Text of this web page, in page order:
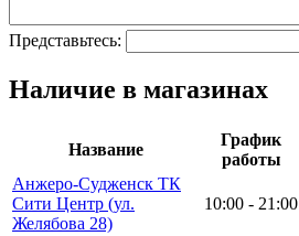
Представьтесь:
Наличие в магазинах
Название
График
работы
Анжеро-Судженск ТК
Сити Центр (ул.
Желябова 28)
10:00 - 21:00